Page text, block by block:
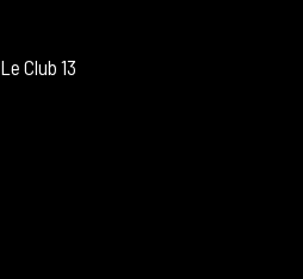
Le Club 13